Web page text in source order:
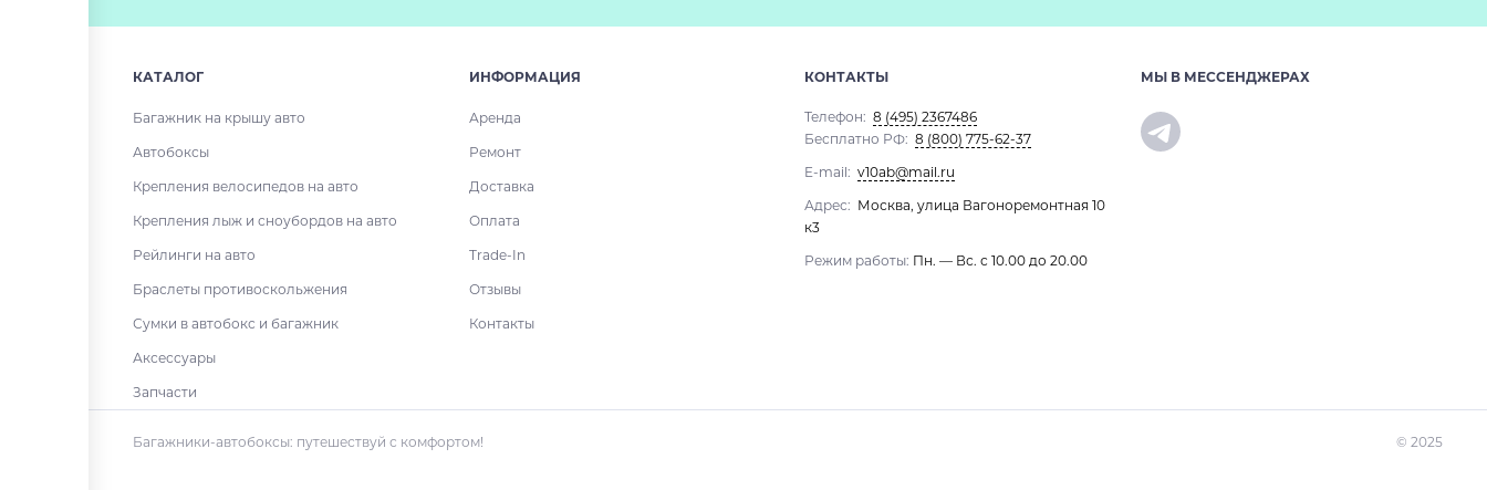
КАТАЛОГ
Багажник на крышу авто
Автобоксы
Крепления велосипедов на авто
Крепления лыж и сноубордов на авто
Рейлинги на авто
Браслеты противоскольжения
Сумки в автобокс и багажник
Аксессуары
Запчасти
ИНФОРМАЦИЯ
Аренда
Ремонт
Доставка
Оплата
Trade-In
Отзывы
Контакты
КОНТАКТЫ
Телефон: 8 (495) 2367486
Бесплатно РФ: 8 (800) 775-62-37
E-mail: v10ab@mail.ru
Адрес: Москва, улица Вагоноремонтная 10
к3
Режим работы: Пн. — Вс. с 10.00 до 20.00
МЫ В МЕССЕНДЖЕРАХ
Багажники-автобоксы: путешествуй с комфортом! © 2025